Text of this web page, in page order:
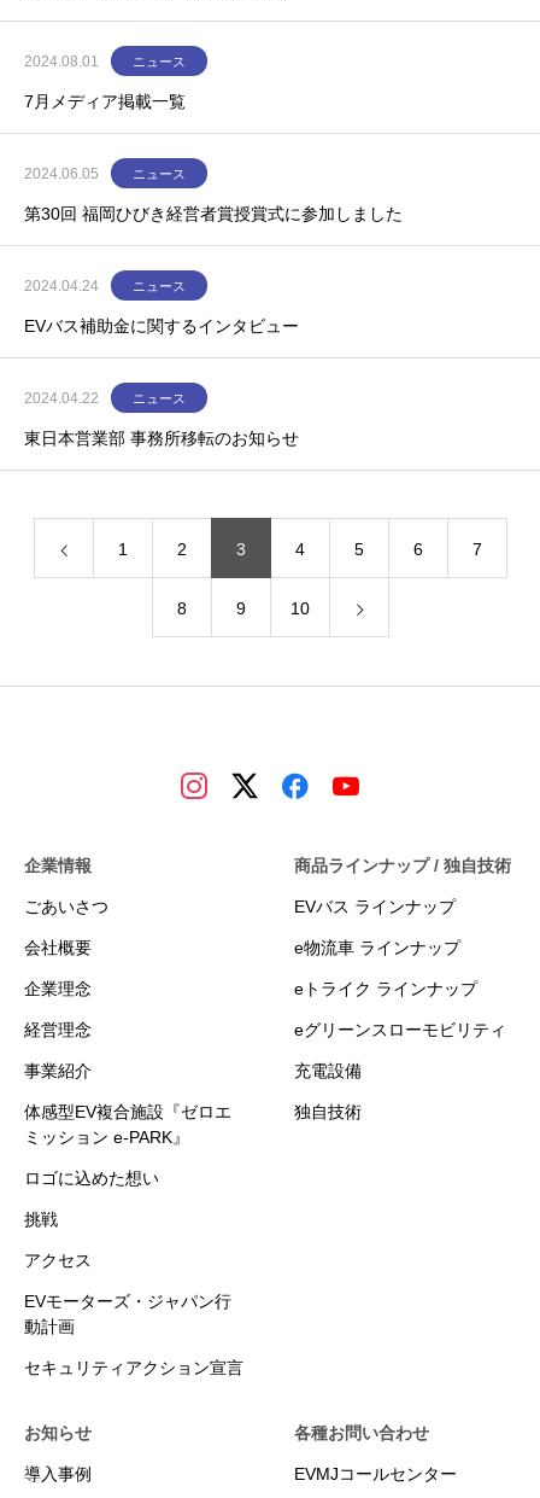
2024.08.01 ニュース
7月メディア掲載一覧
2024.06.05 ニュース
第30回 福岡ひびき経営者賞授賞式に参加しました
2024.04.24 ニュース
EVバス補助金に関するインタビュー
2024.04.22 ニュース
東日本営業部 事務所移転のお知らせ
1 2 3 4 5 6 7
8 9 10
企業情報
ごあいさつ
会社概要
企業理念
経営理念
事業紹介
体感型EV複合施設『ゼロエ
ミッション e-PARK』
ロゴに込めた想い
挑戦
アクセス
EVモーターズ・ジャパン行
動計画
セキュリティアクション宣言
商品ラインナップ / 独自技術
EVバス ラインナップ
e物流車 ラインナップ
eトライク ラインナップ
eグリーンスローモビリティ
充電設備
独自技術
お知らせ
導入事例
各種お問い合わせ
EVMJコールセンター